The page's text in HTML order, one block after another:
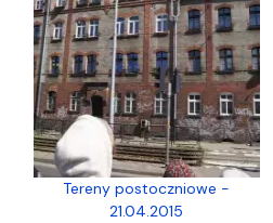
Tereny postoczniowe -
21.04.2015